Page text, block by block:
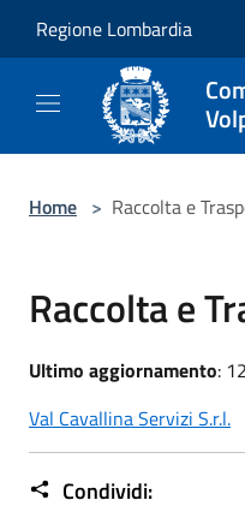
Regione Lombardia
Home > Raccolta e
Raccolta e
Ultimo aggiornamento:
Val Cavallina Servizi S.r.l.
Condividi: